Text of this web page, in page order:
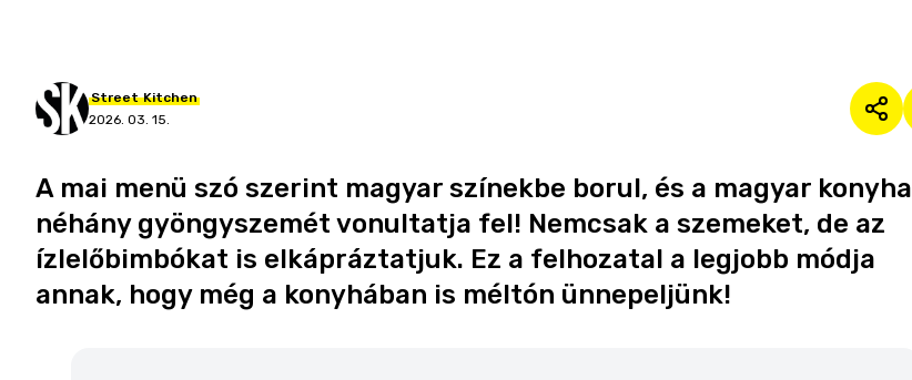
Street Kitchen
2026. 03. 15.
A mai menü szó szerint magyar színekbe borul, és a magyar konyha
néhány gyöngyszemét vonultatja fel! Nemcsak a szemeket, de az
ízlelőbimbókat is elkápráztatjuk. Ez a felhozatal a legjobb módja
annak, hogy még a konyhában is méltón ünnepeljünk!